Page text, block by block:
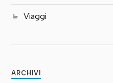
Viaggi
ARCHIVI